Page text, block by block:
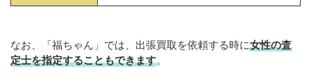
なお、「福ちゃん」では、出張買取を依頼する時に女性の査
定士を指定することもできます。